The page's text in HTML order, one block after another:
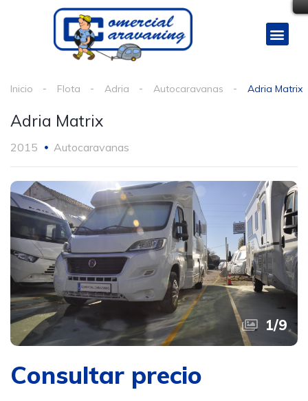
Inicio Flota Adria Autocaravanas Adria Matrix
Adria Matrix
2015 Autocaravanas
1/9
Consultar precio